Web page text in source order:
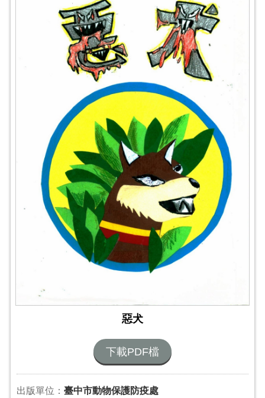
惡犬
下載PDF檔
出版單位： 臺中市動物保護防疫處